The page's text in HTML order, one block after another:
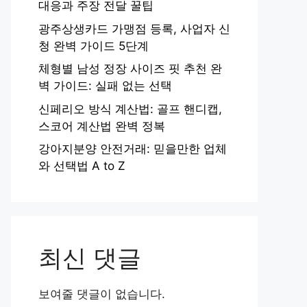
대응과 주장 전달 꿀팁
광주상생카드 가맹점 등록, 사업자 신
청 완벽 가이드 5단계
체형별 남성 정장 사이즈 핏 추천 완
벽 가이드: 실패 없는 선택
신페리오 방식 계산법: 골프 핸디캡,
스코어 계산법 완벽 정복
강아지분양 안전거래: 믿을만한 업체
와 선택법 A to Z
최신 댓글
보여줄 댓글이 없습니다.